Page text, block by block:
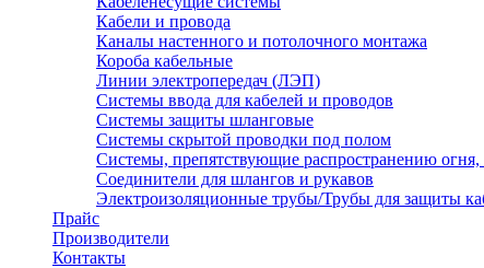
Кабели и провода
Каналы настенного и потолочного монтажа
Короба кабельные
Линии электропередач (ЛЭП)
Системы ввода для кабелей и проводов
Системы защиты шланговые
Системы скрытой проводки под полом
Системы, препятствующие распространению огня,
Соединители для шлангов и рукавов
Электроизоляционные трубы/Трубы для защиты
Прайс
Производители
Контакты